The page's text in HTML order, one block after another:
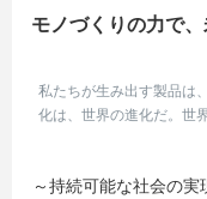
モノづくりの力で
私たちが生み出す製品は
化は、世界の進化だ。世
～持続可能な社会の